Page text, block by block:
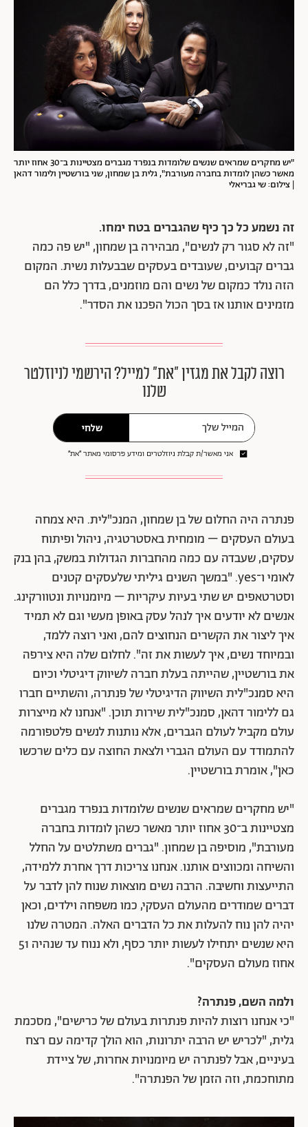
"יש מחקרים שמראים שנשים שלומדות בנפרד מגברים מצטיינות ב־30 אחוז יותר
מאשר כשהן לומדות בחברה מעורבת", גלית בן שמחון, שני בורשטיין ולימור דהאן
| צילום: שי גבריאלי
זה נשמע כל כך כיף שהגברים בטח ימחו.
"זה לא סגור רק לנשים", מבהירה בן שמחון, "יש פה כמה
גברים קבועים, שעובדים בעסקים שבבעלות נשית. המקום
הזה נולד כמקום של נשים והם מוזמנים, בדרך כלל הם
מזמינים אותנו אז בסך הכול הפכנו את הסדר".
רוצה לקבל את מגזין ״את״ למייל? הירשמי לניוזלטר
שלנו
שלחי
אני מאשר/ת קבלת ניוזלטרים ומידע פרסומי מאתר ״את״
פנתרה היה החלום של בן שמחון, המנכ"לית. היא צמחה
בעולם העסקים – מומחית באסטרטגיה, ניהול ופיתוח
עסקים, שעבדה עם כמה מהחברות הגדולות במשק, בהן בנק
לאומי ו־yes. "במשך השנים גיליתי שלעסקים קטנים
וסטרטאפים יש שתי בעיות עיקריות – מיומנויות ונטוורקינג.
אנשים לא יודעים איך לנהל עסק באופן מעשי וגם לא תמיד
איך ליצור את הקשרים הנחוצים להם, ואני רוצה ללמד,
ובמיוחד נשים, איך לעשות את זה". לחלום שלה היא צירפה
את בורשטיין, שהייתה בעלת חברה לשיווק דיגיטלי וכיום
היא סמנכ"לית השיווק הדיגיטלי של פנתרה, והשתיים חברו
גם ללימור דהאן, סמנכ"לית שירות תוכן. "אנחנו לא מייצרות
עולם מקביל לעולם הגברים, אלא נותנות לנשים פלטפורמה
להתמודד עם העולם הגברי ולצאת החוצה עם כלים שרכשו
כאן", אומרת בורשטיין.
"יש מחקרים שמראים שנשים שלומדות בנפרד מגברים
מצטיינות ב־30 אחוז יותר מאשר כשהן לומדות בחברה
מעורבת", מוסיפה בן שמחון. "גברים משתלטים על החלל
והשיחה ומכווצים אותנו. אנחנו צריכות דרך אחרת ללמידה,
התייעצות וחשיבה. הרבה נשים מוצאות שנוח להן לדבר על
דברים שמודרים מהעולם העסקי, כמו משפחה וילדים, וכאן
יהיה להן נוח להעלות את כל הדברים האלה. המטרה שלנו
היא שנשים יתחילו לעשות יותר כסף, ולא ננוח עד שנהיה 51
אחוז מעולם העסקים".
ולמה השם, פנתרה?
"כי אנחנו רוצות להיות פנתרות בעולם של כרישים", מסכמת
גלית, "לכריש יש הרבה יתרונות, הוא הולך קדימה עם רצח
בעיניים, אבל לפנתרה יש מיומנויות אחרות, של ציידת
מתוחכמת, וזה הזמן של הפנתרה".